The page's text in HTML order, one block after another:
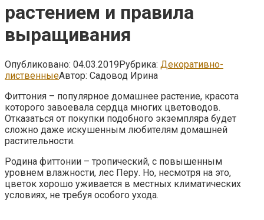
растением и правила
выращивания
Опубликовано: 04.03.2019Рубрика: Декоративно-
лиственныеАвтор: Садовод Ирина
Фиттония – популярное домашнее растение, красота
которого завоевала сердца многих цветоводов.
Отказаться от покупки подобного экземпляра будет
сложно даже искушенным любителям домашней
растительности.
Родина фиттонии – тропический, с повышенным
уровнем влажности, лес Перу. Но, несмотря на это,
цветок хорошо уживается в местных климатических
условиях, не требуя особого ухода.